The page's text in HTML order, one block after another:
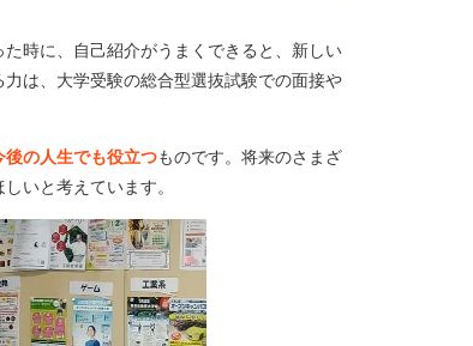
時に、自己紹介がうまくできると、新しい
は、大学受験の総合型選抜試験での面接や
後の人生でも役立つものです。将来のさまざ
いと考えています。